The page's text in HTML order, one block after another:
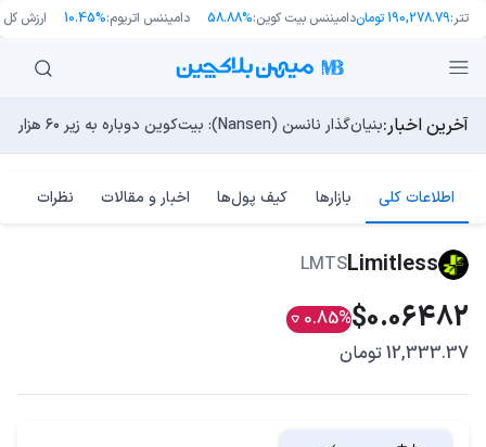
تتر:190,278.79 تومان دامیننس بیت کوین:58.88% دامیننس اتریوم:10.45% ارزش کل
آخرین اخبار:بنیان‌گذار نانسن (Nansen): بیت‌کوین دوباره به زیر ۶۰ هزار دلار سقوط نخواهد کرد
بلاکچین بیت کوین به دلیل فورک «BIP-110» رسما دو شاخه شد!
راه‌های حفظ ارزش پول؛ چگونه قدرت خرید خود را در برابر
طرح جدید EIP-8363: آیا کاهش پاداش استیکینگ به ضرر اتریوم تمام می‌شود؟
چرا هوش مصنوعی اکنون در کوتاه‌مدت تهدیدی فوری‌تر از
اطلاعات کلی بازارها کیف پول‌ها اخبار و مقالات نظرات
Limitless
LMTS
$0.06482
0.85%
12,333.37 تومان